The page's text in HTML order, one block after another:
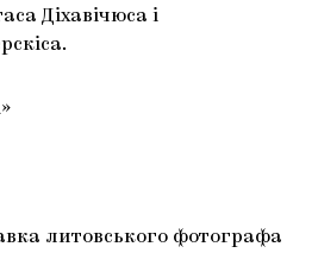
Діхавічюса і
литовського фотографа